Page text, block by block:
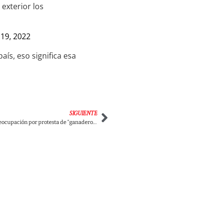
exterior los
2022
eso significa esa
SIGUIENTE
Video: Polémica y preocupación por protesta de “ganaderos” aparentemente armados en el Magdalena